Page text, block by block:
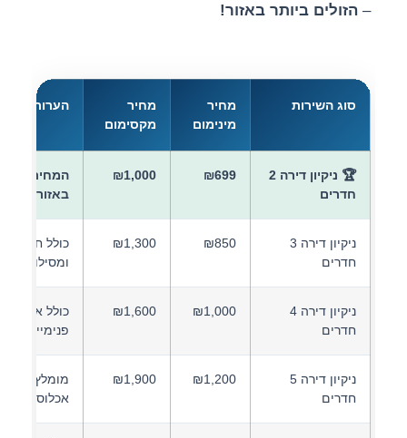
– הזולים ביותר באזור!
סוג השירות
מחיר
מינימום
מחיר
מקסימום
הערות
🏆 ניקיון דירה 2
חדרים
₪699
₪1,000
המחיר הזול
באזור!
ניקיון דירה 3
חדרים
₪850
₪1,300
כולל חלונות
ומסילות
ניקיון דירה 4
חדרים
₪1,000
₪1,600
כולל ארונות
פנימיים
ניקיון דירה 5
חדרים
₪1,200
₪1,900
מומלץ לפני
אכלוס